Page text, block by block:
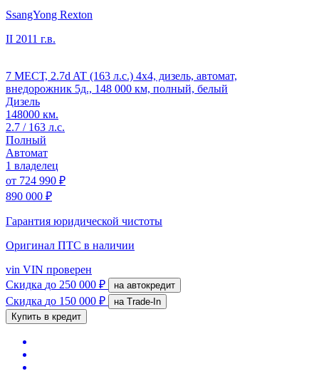
SsangYong Rexton
II 2011 г.в.
7 МЕСТ, 2.7d AT (163 л.с.) 4x4, дизель, автомат,
внедорожник 5д., 148 000 км, полный, белый
Дизель
148000 км.
2.7 / 163 л.с.
Полный
Автомат
1 владелец
от 724 990 ₽
890 000 ₽
Гарантия юридической чистоты
Оригинал ПТС в наличии
vin VIN проверен
Скидка до 250 000 ₽ на автокредит
Скидка до 150 000 ₽
на Trade-In
Купить в кредит